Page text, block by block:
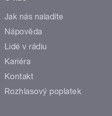
Jak nás naladíte
Nápověda
Lidé v rádiu
Kariéra
Kontakt
Rozhlasový poplatek